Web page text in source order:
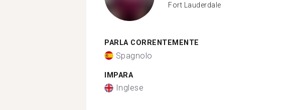
Fort Lauderdale
PARLA CORRENTEMENTE
Spagnolo
IMPARA
Inglese